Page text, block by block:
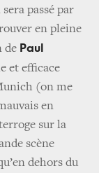
passé par
en pleine
de Paul
et efficace
(on me
en
sur la
scène
dehors du